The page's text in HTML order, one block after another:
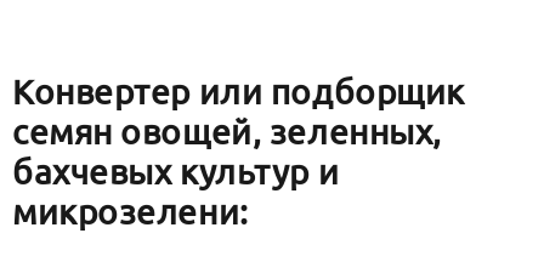
Конвертер или подборщик
семян овощей, зеленных,
бахчевых культур и
микрозелени: